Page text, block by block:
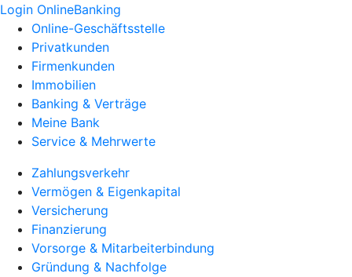
Login OnlineBanking
Online-Geschäftsstelle
Privatkunden
Firmenkunden
Immobilien
Banking & Verträge
Meine Bank
Service & Mehrwerte
Zahlungsverkehr
Vermögen & Eigenkapital
Versicherung
Finanzierung
Vorsorge & Mitarbeiterbindung
Gründung & Nachfolge